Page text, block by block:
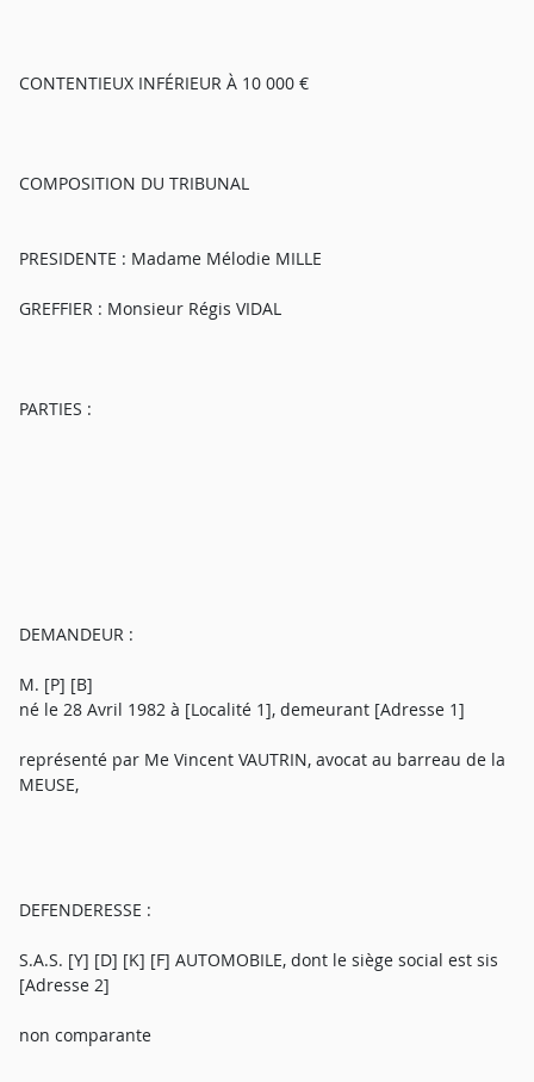
CONTENTIEUX INFÉRIEUR À 10 000 €
COMPOSITION DU TRIBUNAL
PRESIDENTE : Madame Mélodie MILLE
GREFFIER : Monsieur Régis VIDAL
PARTIES :
DEMANDEUR :
M. [P] [B]
né le 28 Avril 1982 à [Localité 1], demeurant [Adresse 1]
représenté par Me Vincent VAUTRIN, avocat au barreau de la
MEUSE,
DEFENDERESSE :
S.A.S. [Y] [D] [K] [F] AUTOMOBILE, dont le siège social est sis
[Adresse 2]
non comparante